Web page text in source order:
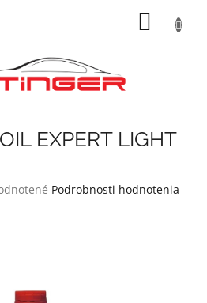
EXPERT LIGHT
Podrobnosti hodnotenia